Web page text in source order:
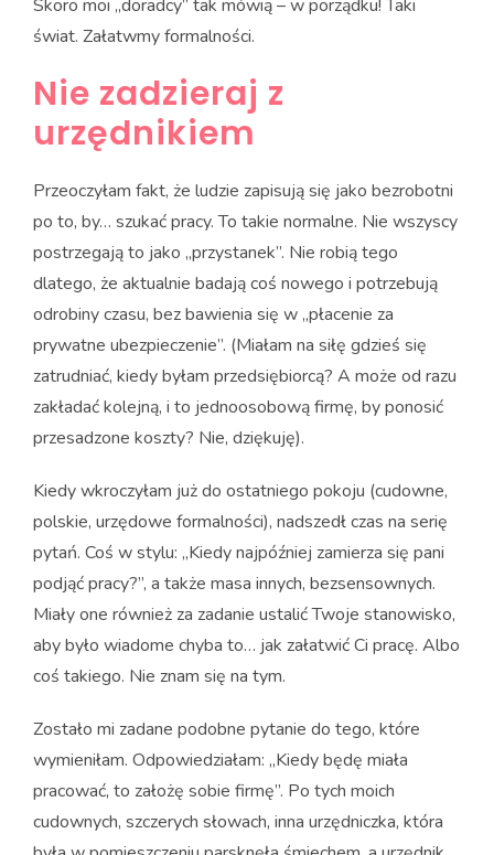
Skoro moi „doradcy” tak mówią – w porządku! Taki
świat. Załatwmy formalności.
Nie zadzieraj z
urzędnikiem
Przeoczyłam fakt, że ludzie zapisują się jako bezrobotni
po to, by… szukać pracy. To takie normalne. Nie wszyscy
postrzegają to jako „przystanek”. Nie robią tego
dlatego, że aktualnie badają coś nowego i potrzebują
odrobiny czasu, bez bawienia się w „płacenie za
prywatne ubezpieczenie”. (Miałam na siłę gdzieś się
zatrudniać, kiedy byłam przedsiębiorcą? A może od razu
zakładać kolejną, i to jednoosobową firmę, by ponosić
przesadzone koszty? Nie, dziękuję).
Kiedy wkroczyłam już do ostatniego pokoju (cudowne,
polskie, urzędowe formalności), nadszedł czas na serię
pytań. Coś w stylu: „Kiedy najpóźniej zamierza się pani
podjąć pracy?”, a także masa innych, bezsensownych.
Miały one również za zadanie ustalić Twoje stanowisko,
aby było wiadome chyba to… jak załatwić Ci pracę. Albo
coś takiego. Nie znam się na tym.
Zostało mi zadane podobne pytanie do tego, które
wymieniłam. Odpowiedziałam: „Kiedy będę miała
pracować, to założę sobie firmę”. Po tych moich
cudownych, szczerych słowach, inna urzędniczka, która